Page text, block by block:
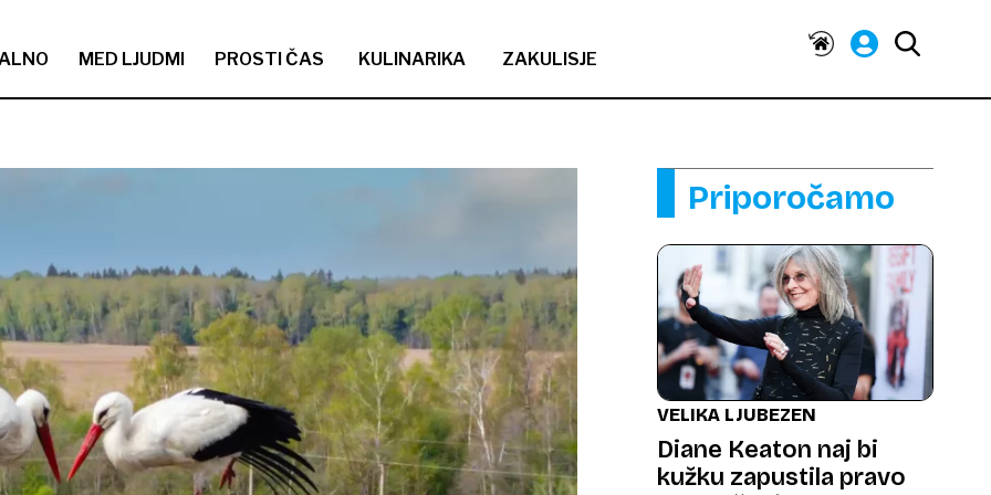
MED LJUDMI PROSTI ČAS KULINARIKA ZAKULISJE
Priporočamo
VELIKA LJUBEZEN
Diane Keaton naj bi
kužku zapustila pravo